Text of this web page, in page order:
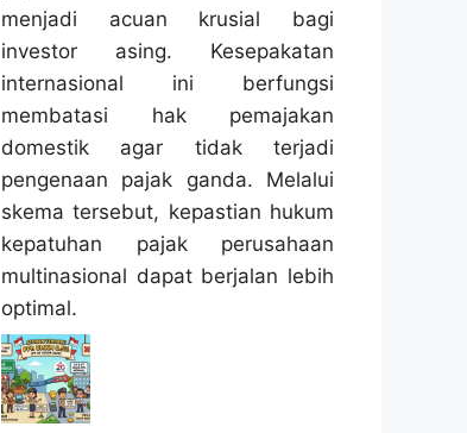
menjadi acuan krusial bagi
investor asing. Kesepakatan
internasional ini berfungsi
membatasi hak pemajakan
domestik agar tidak terjadi
pengenaan pajak ganda. Melalui
skema tersebut, kepastian hukum
kepatuhan pajak perusahaan
multinasional dapat berjalan lebih
optimal.